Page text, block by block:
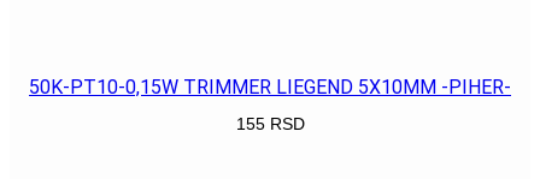
50K-PT10-0,15W TRIMMER LIEGEND 5X10MM -PIHER-
155 RSD